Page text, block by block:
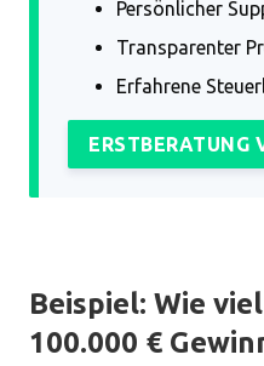
Persönlicher
Transparenter
Erfahrene
ERSTBERATUNG
Beispiel: Wie
100.000 €